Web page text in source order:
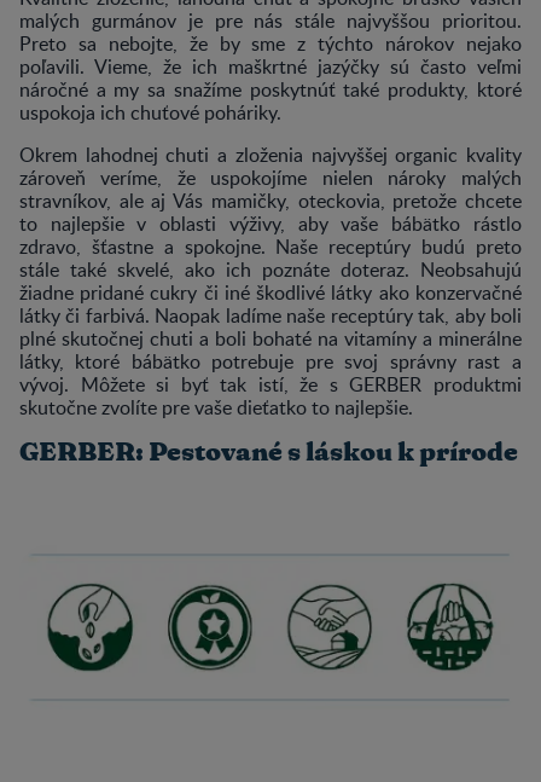
malých gurmánov je pre nás stále najvyššou prioritou.
Preto sa nebojte, že by sme z týchto nárokov nejako
poľavili. Vieme, že ich maškrtné jazýčky sú často veľmi
náročné a my sa snažíme poskytnúť také produkty, ktoré
uspokoja ich chuťové poháriky.
Okrem lahodnej chuti a zloženia najvyššej organic kvality
zároveň veríme, že uspokojíme nielen nároky malých
stravníkov, ale aj Vás mamičky, oteckovia, pretože chcete
to najlepšie v oblasti výživy, aby vaše bábätko rástlo
zdravo, šťastne a spokojne. Naše receptúry budú preto
stále také skvelé, ako ich poznáte doteraz. Neobsahujú
žiadne pridané cukry či iné škodlivé látky ako konzervačné
látky či farbivá. Naopak ladíme naše receptúry tak, aby boli
plné skutočnej chuti a boli bohaté na vitamíny a minerálne
látky, ktoré bábätko potrebuje pre svoj správny rast a
vývoj. Môžete si byť tak istí, že s GERBER produktmi
skutočne zvolíte pre vaše dieťatko to najlepšie.
GERBER: Pestované s láskou k prírode